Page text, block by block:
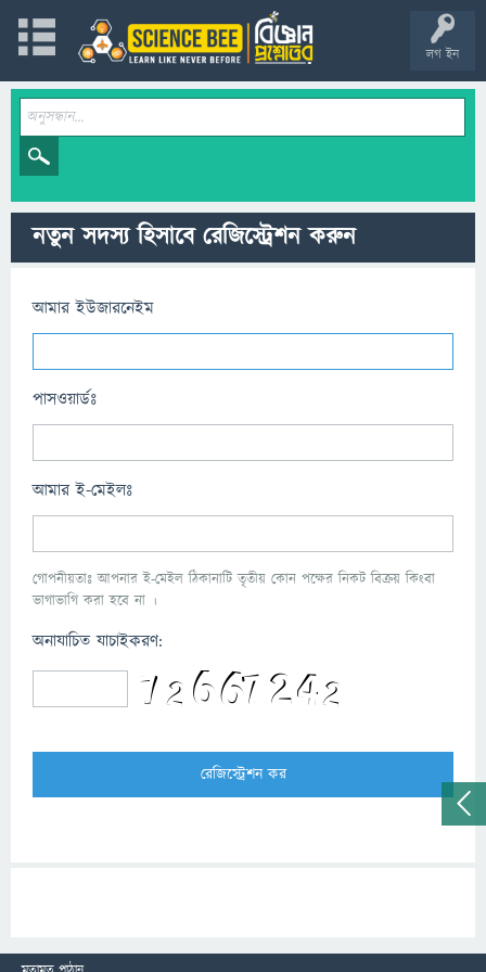
লগ ইন
নতুন সদস্য হিসাবে রেজিস্ট্রেশন করুন
আমার ইউজারনেইম
পাসওয়ার্ডঃ
আমার ই-মেইলঃ
গোপনীয়তাঃ আপনার ই-মেইল ঠিকানাটি তৃতীয় কোন পক্ষের নিকট বিক্রয় কিংবা
ভাগাভাগি করা হবে না ।
অনাযাচিত যাচাইকরণ: